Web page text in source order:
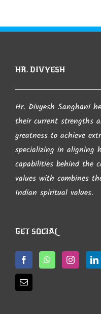
કરવામા આવશે તો તેની
આપ નો ખુબ ખુબ
– Hr. Divyesh Sanghani
HR. DIVYESH
Hr. Divyesh Sanghani
their current strengths
greatness to achieve
specializing in aligning
capabilities behind the
values with combines
Indian spiritual values.
GET SOCIAL